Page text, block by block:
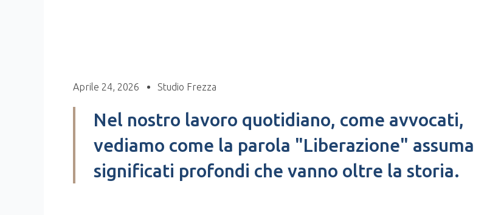
Aprile 24, 2026 Studio Frezza
Nel nostro lavoro quotidiano, come avvocati,
vediamo come la parola "Liberazione" assuma
significati profondi che vanno oltre la storia.